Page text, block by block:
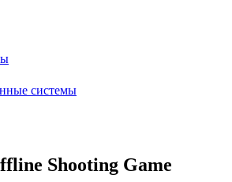
системы
Shooting Game